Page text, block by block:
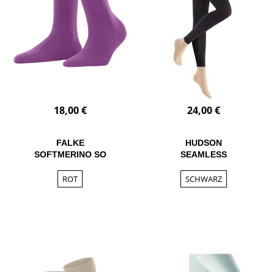
18,00 €
FALKE
SOFTMERINO SO
ROT
24,00 €
HUDSON
SEAMLESS
SCHWARZ